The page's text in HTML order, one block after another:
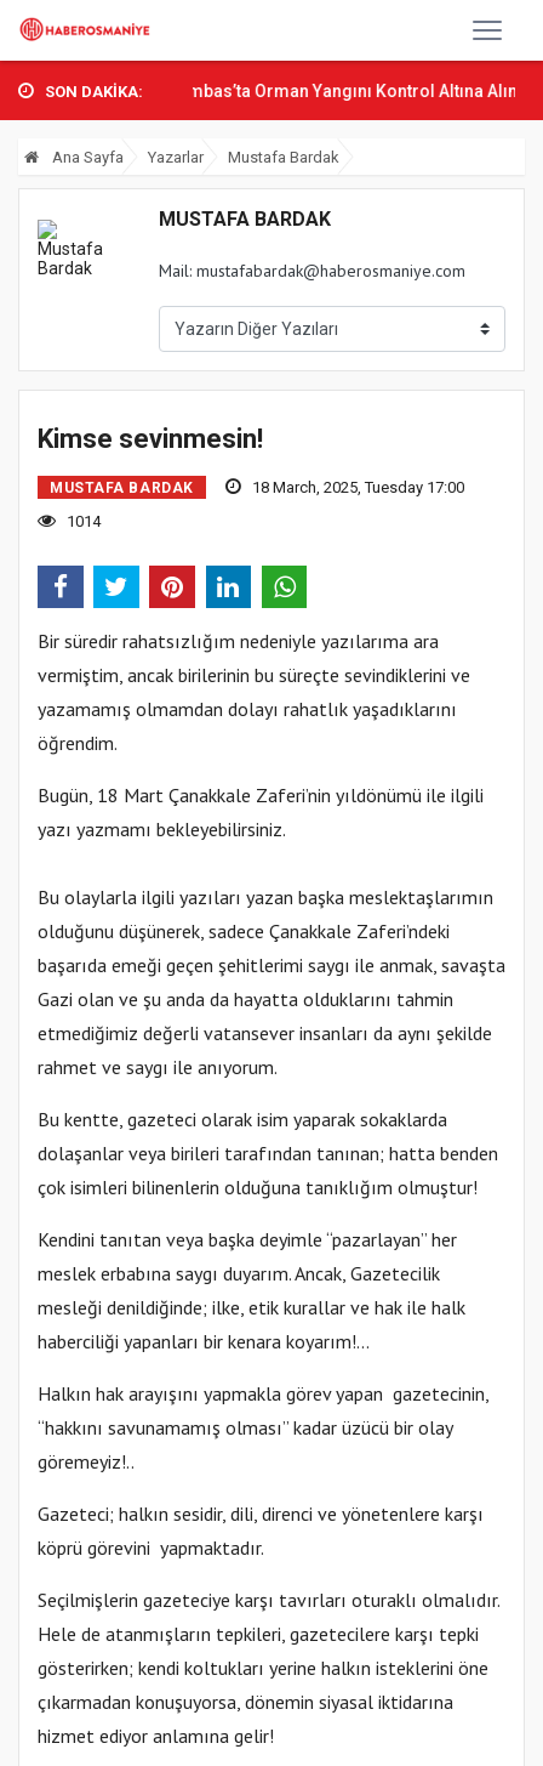
SON DAKİKA:
Bak Osmani... Sumbas’ta Orman Yangını Kontrol Altına Alındı
Ana Sayfa Yazarlar Mustafa Bardak
MUSTAFA BARDAK
Mail: mustafabardak@haberosmaniye.com
Kimse sevinmesin!
MUSTAFA BARDAK
18 March, 2025, Tuesday 17:00
1014
Bir süredir rahatsızlığım nedeniyle yazılarıma ara
vermiştim, ancak birilerinin bu süreçte sevindiklerini ve
yazamamış olmamdan dolayı rahatlık yaşadıklarını
öğrendim.
Bugün, 18 Mart Çanakkale Zaferi’nin yıldönümü ile ilgili
yazı yazmamı bekleyebilirsiniz.
Bu olaylarla ilgili yazıları yazan başka meslektaşlarımın
olduğunu düşünerek, sadece Çanakkale Zaferi’ndeki
başarıda emeği geçen şehitlerimi saygı ile anmak, savaşta
Gazi olan ve şu anda da hayatta olduklarını tahmin
etmediğimiz değerli vatansever insanları da aynı şekilde
rahmet ve saygı ile anıyorum.
Bu kentte, gazeteci olarak isim yaparak sokaklarda
dolaşanlar veya birileri tarafından tanınan; hatta benden
çok isimleri bilinenlerin olduğuna tanıklığım olmuştur!
Kendini tanıtan veya başka deyimle “pazarlayan” her
meslek erbabına saygı duyarım. Ancak, Gazetecilik
mesleği denildiğinde; ilke, etik kurallar ve hak ile halk
haberciliği yapanları bir kenara koyarım!...
Halkın hak arayışını yapmakla görev yapan gazetecinin,
“hakkını savunamamış olması” kadar üzücü bir olay
göremeyiz!..
Gazeteci; halkın sesidir, dili, direnci ve yönetenlere karşı
köprü görevini yapmaktadır.
Seçilmişlerin gazeteciye karşı tavırları oturaklı olmalıdır.
Hele de atanmışların tepkileri, gazetecilere karşı tepki
gösterirken; kendi koltukları yerine halkın isteklerini öne
çıkarmadan konuşuyorsa, dönemin siyasal iktidarına
hizmet ediyor anlamına gelir!